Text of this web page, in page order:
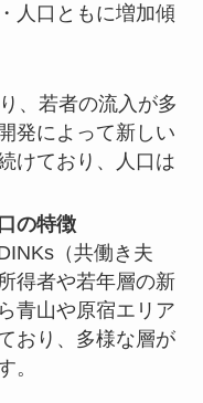
人口ともに増加傾
、若者の流入が多
発によって新しい
けており、人口は
の特徴
（共働き夫
得者や若年層の新
青山や原宿エリア
おり、多様な層が
。